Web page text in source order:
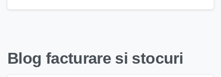
Blog facturare si stocuri